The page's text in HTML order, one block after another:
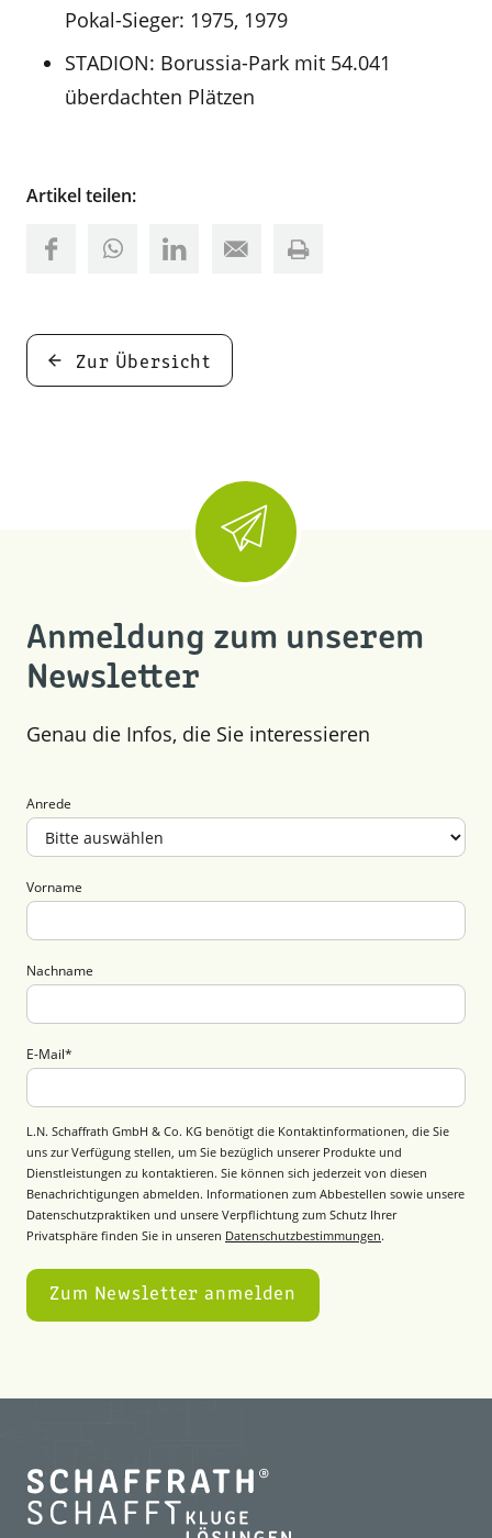
Pokal-Sieger: 1975, 1979
STADION: Borussia-Park mit 54.041
überdachten Plätzen
Artikel teilen:
Zur Übersicht
Anmeldung zum unserem
Newsletter
Genau die Infos, die Sie interessieren
Anrede
Vorname
Nachname
E-Mail*
L.N. Schaffrath GmbH & Co. KG benötigt die Kontaktinformationen, die Sie
uns zur Verfügung stellen, um Sie bezüglich unserer Produkte und
Dienstleistungen zu kontaktieren. Sie können sich jederzeit von diesen
Benachrichtigungen abmelden. Informationen zum Abbestellen sowie unsere
Datenschutzpraktiken und unsere Verpflichtung zum Schutz Ihrer
Privatsphäre finden Sie in unseren Datenschutzbestimmungen.